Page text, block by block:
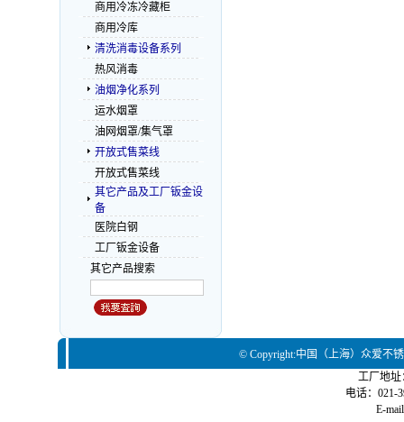
商用冷冻冷藏柜
商用冷库
清洗消毒设备系列
热风消毒
油烟净化系列
运水烟罩
油网烟罩/集气罩
开放式售菜线
开放式售菜线
其它产品及工厂钣金设
备
医院白钢
工厂钣金设备
其它产品搜索
© Copyright:中国（上海）众爱不
工厂地址
电话：021-
E-